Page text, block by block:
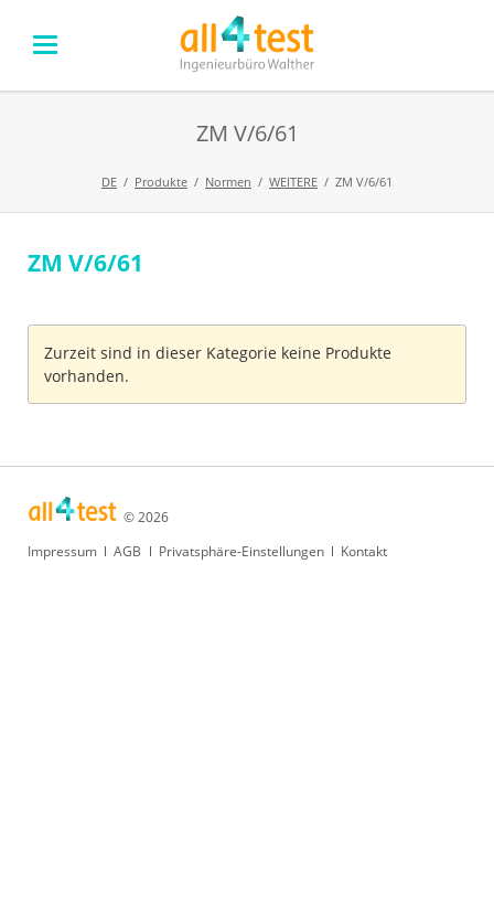
ZM V/6/61
DE Produkte Normen WEITERE ZM V/6/61
Navigation
ZM V/6/61
Zurzeit sind in dieser Kategorie keine Produkte
vorhanden.
© 2026
Navigation
Impressum AGB Privatsphäre-Einstellungen Kontakt